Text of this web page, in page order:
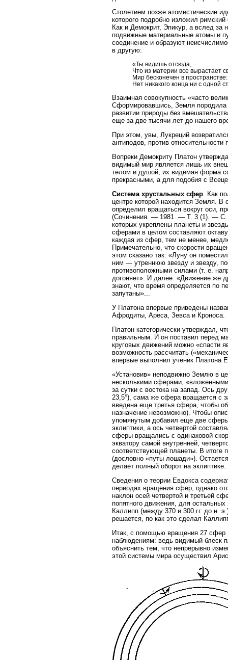
Столетием позже атомистические
которого подробно изложил
Как и Демокрит, Эпикур, а вслед за
подвижные материальные атомы и
соединение и образуют
в другую:
«Ты видишь отсюда,
Что из материи все вырастает
Мир бесконечен в пространстве:
Нет никакого конца ни с одной
Взаимная совокупность «часто
Сформировавшись, Земля породила
развитии природы без
еще за две тысячи лет до нашего
При этом, увы, Лукреций
антиподов, против относительности
Вопреки Демокриту Платон
видимый мир является лишь их
телом и душой; их видимая форма
прекрасными, а для подобия с
Система хрустальных сфер . Как
центре которой находится Земля. В
определил вращаться вокруг оси,
(Сочинения. — 1981. — Т. 3 (1). — С.
которых укреплены планеты и
сферами в целом составляют
каждая из сфер, тем не менее,
Примечательно, что скорости
этом сказано так: «Луну он
ним — утреннюю звезду и звезду,
противоположными силами (т. е.
догоняет». И далее: «Движение же
знают, что время определяется по
запутаны»...
У Платона впервые приведены
Афродиты, Ареса, Зевса и Кроноса.
Платон категорически утверждал,
правильным. И он поставил перед
круговых движений можно «спасти
возможность рассчитать
впервые выполнил ученик Платона
«Установив» неподвижно Землю в
несколькими сферами,
за сутки с востока на запад. Ось
23,5°), сама же сфера вращается с
введена еще третья сфера, чтобы
назначение невозможно). Чтобы
упомянутым добавил еще две
эклиптики, а ось четвертой
сферы вращались с одинаковой
экватору самой внутренней,
соответствующей планеты. В
(дословно «путы лошади»).
делает полный оборот на эклиптике.
Сведения о теории Евдокса
периодах вращения сфер, однако
наклон осей четвертой и третьей
попятного движения, для
Каллипп (между 370 и 300 гг. до н.
решается, по как это сделал
Итак, с помощью вращения 27 сфер
наблюдениям: ведь видимый блеск
объяснить тем, что непрерывно
этой системы мира осуществил